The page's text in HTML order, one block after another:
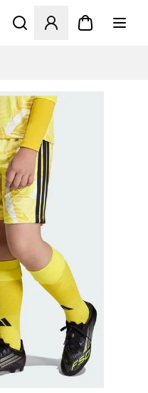
Åbner en Modal til at